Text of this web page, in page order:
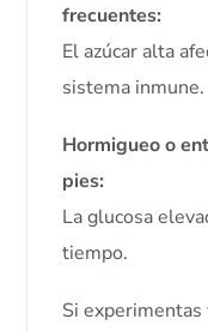
frecuentes:
El azúcar alta
sistema inmune.
Hormigueo o
pies:
La glucosa
tiempo.
Si